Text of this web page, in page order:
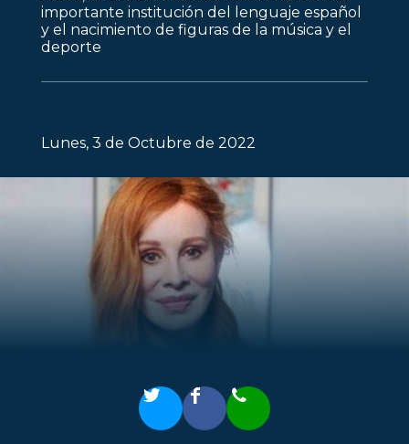
importante institución del lenguaje español
y el nacimiento de figuras de la música y el
deporte
Lunes, 3 de Octubre de 2022